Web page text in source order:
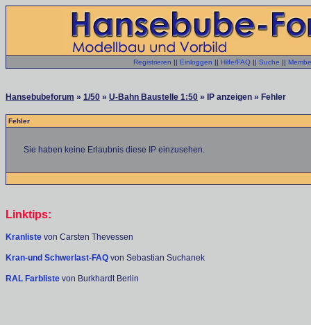
Registrieren || Einloggen || Hilfe/FAQ || Suche ||
Hansebubeforum » 1/50 » U-Bahn Baustelle 1:50 » IP anzeigen » Fehler
Fehler
Sie haben keine Erlaubnis diese IP einzusehen.
Linktips:
Kranliste von Carsten Thevessen
Kran-und Schwerlast-FAQ von Sebastian Suchanek
RAL Farbliste von Burkhardt Berlin